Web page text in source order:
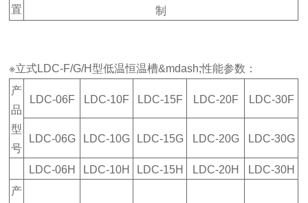
置
制
※立式LDC-F/G/H型低温恒温槽&mdash;性能参数：
产
品
型
号
LDC-06F LDC-10F LDC-15F LDC-20F LDC-30F
LDC-06G LDC-10G LDC-15G LDC-20G LDC-30G
LDC-06H LDC-10H LDC-15H LDC-20H
LDC-30H
产